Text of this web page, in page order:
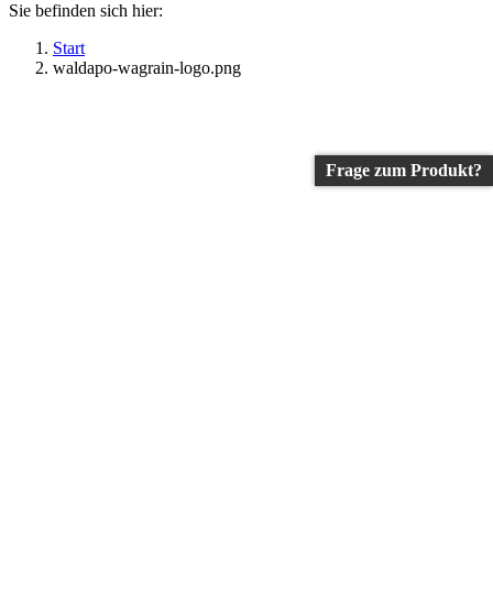
Sie befinden sich hier:
Start
waldapo-wagrain-logo.png
Frage zum Produkt?